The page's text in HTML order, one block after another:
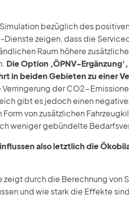
bezüglich des
zeigen, dass die
Raum höhere
Die Option ‚ÖPNV-
in beiden Gebieten zu einer
Verringerung der CO2-
gibt es jedoch einen
von zusätzlichen
weniger gebündelte
also letztlich die
durch die Berechnung von
und wie stark die Effekte